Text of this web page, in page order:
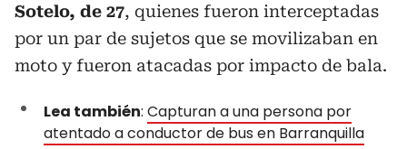
Sotelo, de 27, quienes fueron interceptadas
por un par de sujetos que se movilizaban en
moto y fueron atacadas por impacto de bala.
Lea también: Capturan a una persona por
atentado a conductor de bus en Barranquilla